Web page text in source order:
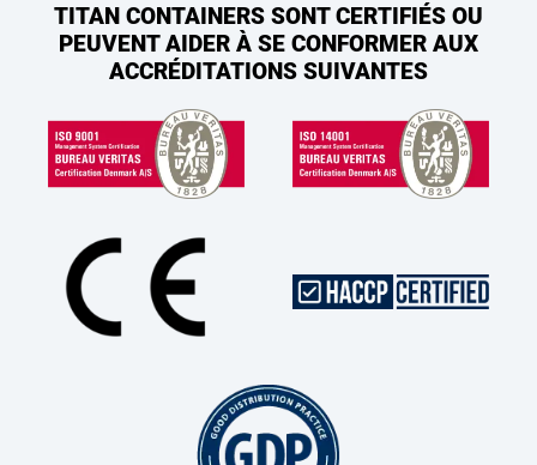
TITAN CONTAINERS SONT CERTIFIÉS OU
PEUVENT AIDER À SE CONFORMER AUX
ACCRÉDITATIONS SUIVANTES